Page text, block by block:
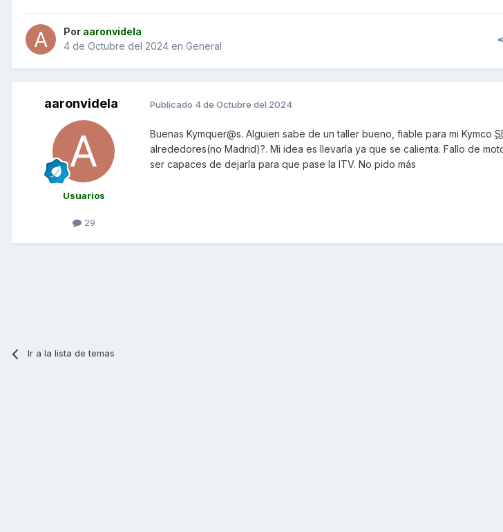
Por aaronvidela
4 de Octubre del 2024 en General
aaronvidela
Usuarios
29
Publicado 4 de Octubre del 2024
Buenas Kymquer@s. Alguien sabe de un taller bueno, fiable para mi Kymco
alrededores(no Madrid)?. Mi idea es llevarla ya que se calienta. Fallo de
ser capaces de dejarla para que pase la ITV. No pido más
Ir a la lista de temas